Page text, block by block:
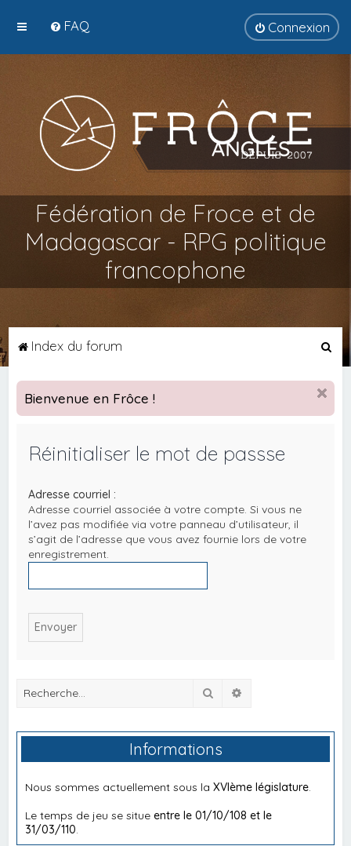
FAQ Connexion
Fédération de Froce et de
Madagascar - RPG politique
francophone
Index du forum
c
h
Bienvenue en Frôce !
Réinitialiser le mot de passse
Adresse courriel :
Adresse courriel associée à votre compte. Si vous ne
l’avez pas modifiée via votre panneau d’utilisateur, il
s’agit de l’adresse que vous avez fournie lors de votre
enregistrement.
Rechercher
Informations
Nous sommes actuellement sous laXVIème législature
Le temps de jeu se situeentre le 01/10/108 et le
31/03/110